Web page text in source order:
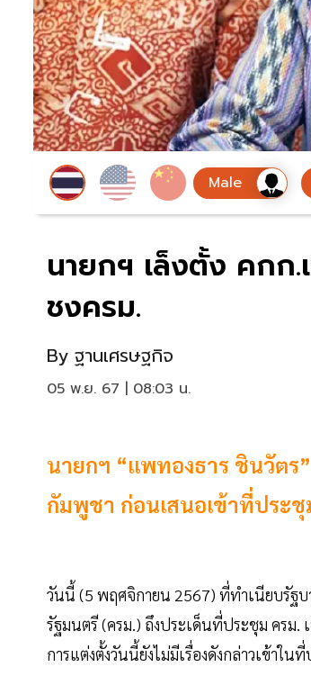
นายกฯ เล็งตั้ง คกก
ชงครม.
By ฐานเศรษฐกิจ
05 พ.ย. 67 | 08:03 น.
นายกฯ “แพทองธาร ชินวัตร
กัมพูชา ก่อนเสนอเข้าที่ประ
วันนี้ (5 พฤศจิกายน 2567) ที่ทำเนียบรัฐบ
รัฐมนตรี (ครม.) ถึงประเด็นที่ประชุม ครม
การแต่งตั้งวันนี้ยังไม่มีเรื่องดังกล่าวเข้าใ